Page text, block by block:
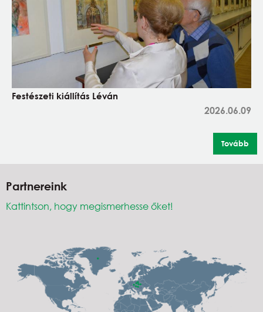
Festészeti kiállítás Léván
2026.06.09
Tovább
Partnereink
Kattintson, hogy megismerhesse őket!